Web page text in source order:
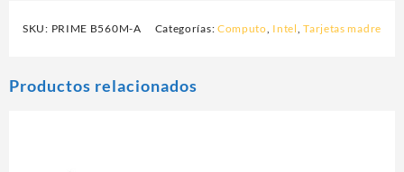
SKU: PRIME B560M-A Categorías: Computo, Intel,Tarjetas madre
Productos relacionados